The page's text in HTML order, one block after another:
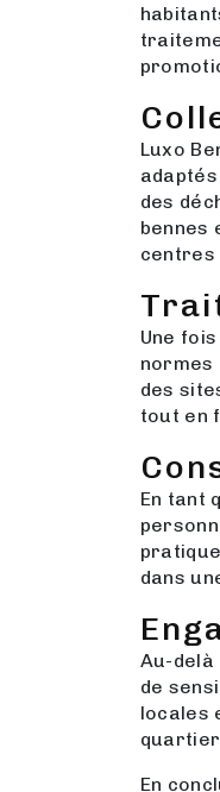
Luxo
des
bennes
centres
Une
normes
des
tout en
En tant
dans
Au-delà
de
locales
En